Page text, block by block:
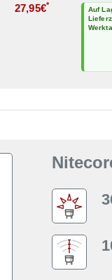
27,95€*
Auf